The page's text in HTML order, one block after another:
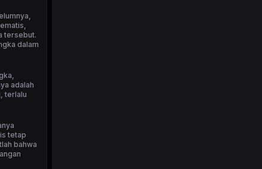
tersebut.
dalam
adalah
terlalu
tetap
bahwa